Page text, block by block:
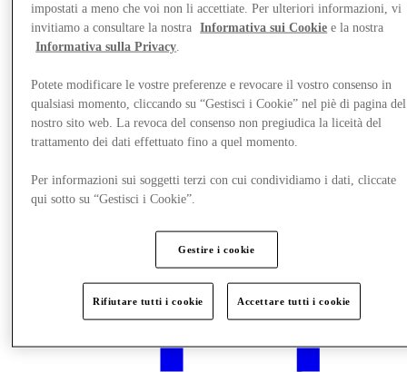
Novità
impostati a meno che voi non li accettiate. Per ulteriori informazioni, vi
invitiamo a consultare la nostra
Informativa sui Cookie e la nostra
Informativa sulla Privacy
Potete modificare le vostre preferenze e revocare il vostro consenso in
qualsiasi momento, cliccando su “Gestisci i Cookie” nel piè di pagina del
nostro sito web. La revoca del consenso non pregiudica la liceità del
trattamento dei dati effettuato fino a quel momento.
Per informazioni sui soggetti terzi con cui condividiamo i dati, cliccate
qui sotto su “Gestisci i Cookie”.
Gestire i cookie
Rifiutare tutti i cookie Accettare tutti i cookie